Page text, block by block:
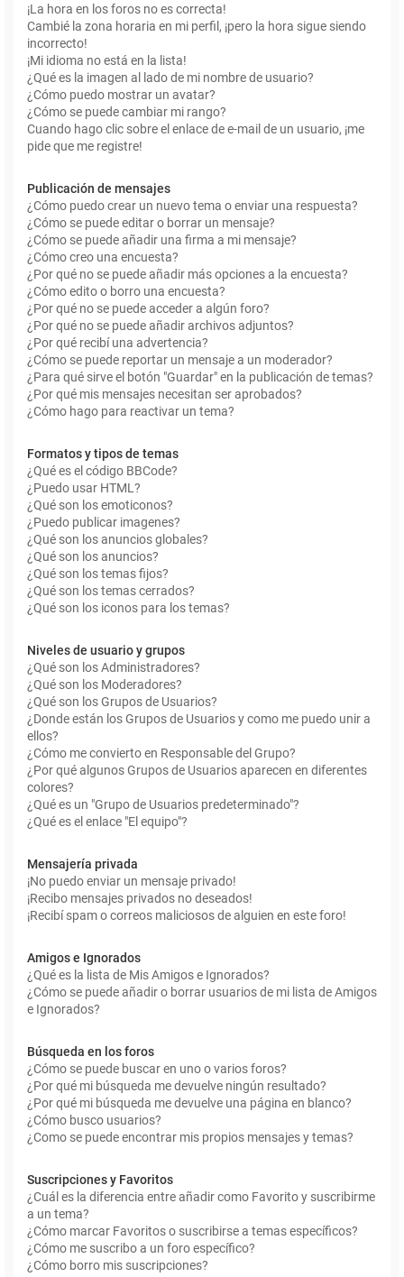
¡La hora en los foros no es correcta!
Cambié la zona horaria en mi perfil, ¡pero la hora sigue siendo
incorrecto!
¡Mi idioma no está en la lista!
¿Qué es la imagen al lado de mi nombre de usuario?
¿Cómo puedo mostrar un avatar?
¿Cómo se puede cambiar mi rango?
Cuando hago clic sobre el enlace de e-mail de un usuario, ¡me
pide que me registre!
Publicación de mensajes
¿Cómo puedo crear un nuevo tema o enviar una respuesta?
¿Cómo se puede editar o borrar un mensaje?
¿Cómo se puede añadir una firma a mi mensaje?
¿Cómo creo una encuesta?
¿Por qué no se puede añadir más opciones a la encuesta?
¿Cómo edito o borro una encuesta?
¿Por qué no se puede acceder a algún foro?
¿Por qué no se puede añadir archivos adjuntos?
¿Por qué recibí una advertencia?
¿Cómo se puede reportar un mensaje a un moderador?
¿Para qué sirve el botón "Guardar" en la publicación de temas?
¿Por qué mis mensajes necesitan ser aprobados?
¿Cómo hago para reactivar un tema?
Formatos y tipos de temas
¿Qué es el código BBCode?
¿Puedo usar HTML?
¿Qué son los emoticonos?
¿Puedo publicar imagenes?
¿Qué son los anuncios globales?
¿Qué son los anuncios?
¿Qué son los temas fijos?
¿Qué son los temas cerrados?
¿Qué son los iconos para los temas?
Niveles de usuario y grupos
¿Qué son los Administradores?
¿Qué son los Moderadores?
¿Qué son los Grupos de Usuarios?
¿Donde están los Grupos de Usuarios y como me puedo unir a
ellos?
¿Cómo me convierto en Responsable del Grupo?
¿Por qué algunos Grupos de Usuarios aparecen en diferentes
colores?
¿Qué es un "Grupo de Usuarios predeterminado"?
¿Qué es el enlace "El equipo"?
Mensajería privada
¡No puedo enviar un mensaje privado!
¡Recibo mensajes privados no deseados!
¡Recibí spam o correos maliciosos de alguien en este foro!
Amigos e Ignorados
¿Qué es la lista de Mis Amigos e Ignorados?
¿Cómo se puede añadir o borrar usuarios de mi lista de Amigos
e Ignorados?
Búsqueda en los foros
¿Cómo se puede buscar en uno o varios foros?
¿Por qué mi búsqueda me devuelve ningún resultado?
¿Por qué mi búsqueda me devuelve una página en blanco?
¿Cómo busco usuarios?
¿Como se puede encontrar mis propios mensajes y temas?
Suscripciones y Favoritos
¿Cuál es la diferencia entre añadir como Favorito y suscribirme
a un tema?
¿Cómo marcar Favoritos o suscribirse a temas específicos?
¿Cómo me suscribo a un foro específico?
¿Cómo borro mis suscripciones?